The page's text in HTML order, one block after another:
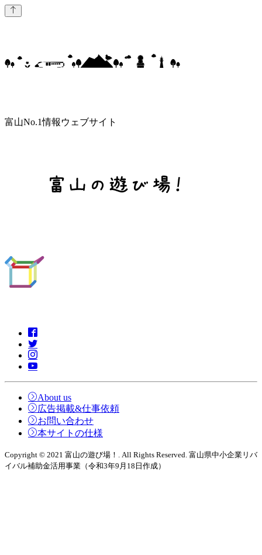
富山No.1情報ウェブサイト
About us
広告掲載&仕事依頼
お問い合わせ
本サイトの仕様
Copyright © 2021 富山の遊び場！. All Rights Reserved. 富山県中小企業リバ
イバル補助金活用事業（令和3年9月18日作成）